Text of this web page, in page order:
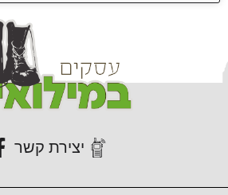
יצירת קשר